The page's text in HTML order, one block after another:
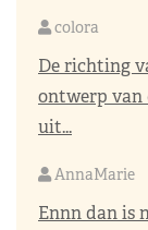
colora
De richting
ontwerp van
uit...
AnnaMarie
Ennn dan is